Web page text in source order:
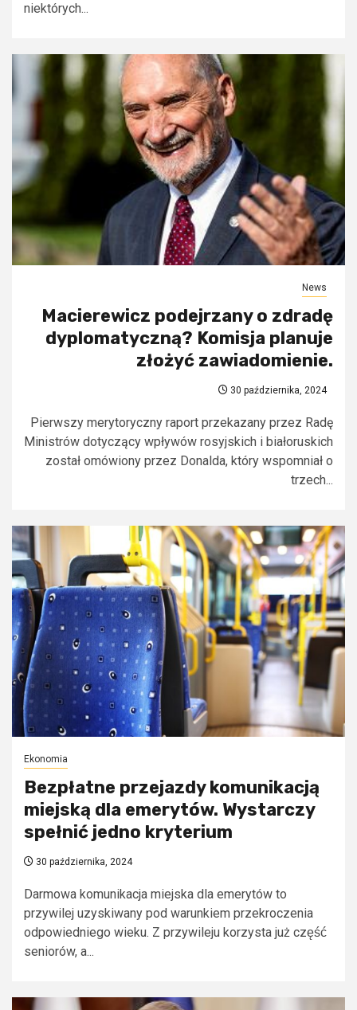
niektórych...
News
Macierewicz podejrzany o zdradę
dyplomatyczną? Komisja planuje
złożyć zawiadomienie.
30 października, 2024
Pierwszy merytoryczny raport przekazany przez Radę
Ministrów dotyczący wpływów rosyjskich i białoruskich
został omówiony przez Donalda, który wspomniał o
trzech...
Ekonomia
Bezpłatne przejazdy komunikacją
miejską dla emerytów. Wystarczy
spełnić jedno kryterium
30 października, 2024
Darmowa komunikacja miejska dla emerytów to
przywilej uzyskiwany pod warunkiem przekroczenia
odpowiedniego wieku. Z przywileju korzysta już część
seniorów, a...